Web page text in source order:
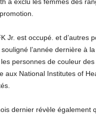
Jr. est occupé. et d’autres
souligné l’année dernière à
personnes de couleur
aux National Institutes of
dernier révèle également